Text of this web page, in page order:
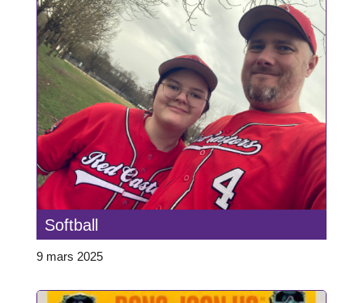
Softball
9 mars 2025